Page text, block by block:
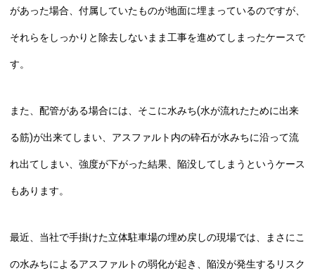
があった場合、付属していたものが地面に埋まっているのですが、
それらをしっかりと除去しないまま工事を進めてしまったケースで
す。
また、配管がある場合には、そこに水みち(水が流れたために出来
る筋)が出来てしまい、アスファルト内の砕石が水みちに沿って流
れ出てしまい、強度が下がった結果、陥没してしまうというケース
もあります。
最近、当社で手掛けた立体駐車場の埋め戻しの現場では、まさにこ
の水みちによるアスファルトの弱化が起き、陥没が発生するリスク